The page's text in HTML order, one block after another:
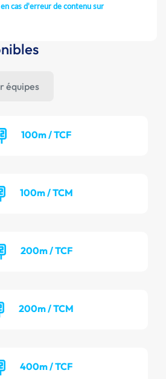
cas d'erreur de contenu sur
équipes
100m / TCF
100m / TCM
200m / TCF
200m / TCM
400m / TCF